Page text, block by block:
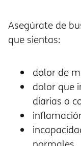
Asegúrate de
que sientas:
dolor de
dolor que
diarias o